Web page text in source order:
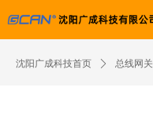
沈阳广成科技首页 ꄲ 总线网关